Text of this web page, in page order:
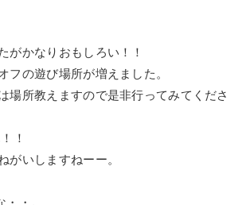
がかなりおもしろい！！
フの遊び場所が増えました。
場所教えますので是非行ってみてくださ
！
がいしますねーー。
・。